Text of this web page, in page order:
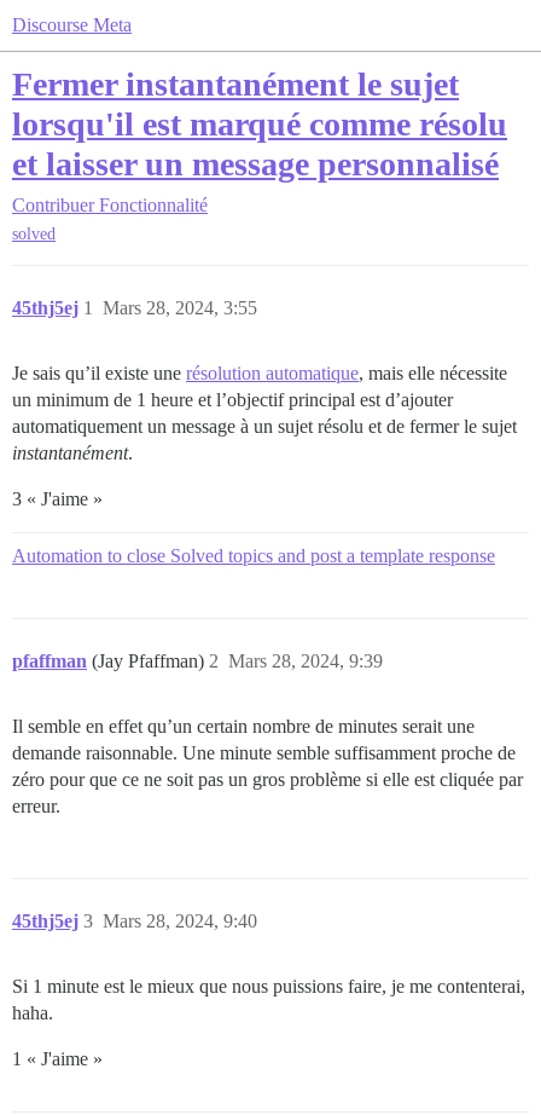
Discourse Meta
Fermer instantanément le sujet
lorsqu'il est marqué comme résolu
et laisser un message personnalisé
Contribuer Fonctionnalité
solved
45thj5ej Mars 28, 2024, 3:55
1
Je sais qu’il existe une résolution automatique, mais elle nécessite
un minimum de 1 heure et l’objectif principal est d’ajouter
automatiquement un message à un sujet résolu et de fermer le sujet
instantanément.
3 « J'aime »
Automation to close Solved topics and post a template response
pfaffman (Jay Pfaffman) Mars 28, 2024, 9:39
2
Il semble en effet qu’un certain nombre de minutes serait une
demande raisonnable. Une minute semble suffisamment proche de
zéro pour que ce ne soit pas un gros problème si elle est cliquée par
erreur.
45thj5ej Mars 28, 2024, 9:40
3
Si 1 minute est le mieux que nous puissions faire, je me contenterai,
haha.
1 « J'aime »